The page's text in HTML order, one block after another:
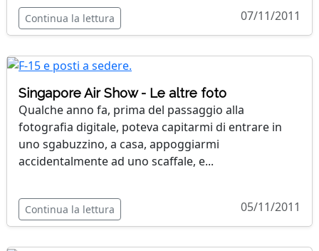
Continua la lettura 07/11/2011
Singapore Air Show - Le altre foto
Qualche anno fa, prima del passaggio alla
fotografia digitale, poteva capitarmi di entrare in
uno sgabuzzino, a casa, appoggiarmi
accidentalmente ad uno scaffale, e...
Continua la lettura 05/11/2011